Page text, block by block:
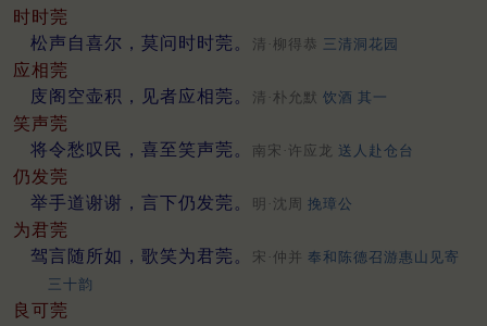
时时莞
松声自喜尔，莫问时时莞。
清·柳得恭 三清洞花园
应相莞
庋阁空壶积，见者应相莞。
清·朴允默 饮酒 其一
笑声莞
将令愁叹民，喜至笑声莞。
南宋·许应龙 送人赴仓台
仍发莞
举手道谢谢，言下仍发莞。
明·沈周 挽璋公
为君莞
驾言随所如，歌笑为君莞。
宋·仲并 奉和陈德召游惠山见寄
三十韵
良可莞